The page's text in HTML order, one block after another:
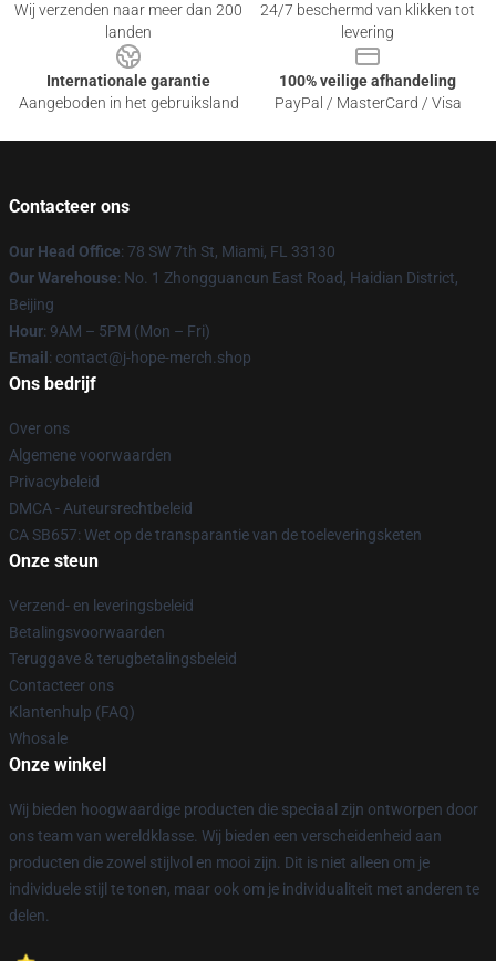
Wij verzenden naar meer dan 200
landen
24/7 beschermd van klikken tot
levering
Internationale garantie
Aangeboden in het gebruiksland
100% veilige afhandeling
PayPal / MasterCard / Visa
Contacteer ons
Our Head Office: 78 SW 7th St, Miami, FL 33130
Our Warehouse: No. 1 Zhongguancun East Road, Haidian District,
Beijing
Hour: 9AM – 5PM (Mon – Fri)
Email : contact@j-hope-merch.shop
Ons bedrijf
Over ons
Algemene voorwaarden
Privacybeleid
DMCA - Auteursrechtbeleid
CA SB657: Wet op de transparantie van de toeleveringsketen
Onze steun
Verzend- en leveringsbeleid
Betalingsvoorwaarden
Teruggave & terugbetalingsbeleid
Contacteer ons
Klantenhulp (FAQ)
Whosale
Onze winkel
Wij bieden hoogwaardige producten die speciaal zijn ontworpen door
ons team van wereldklasse. Wij bieden een verscheidenheid aan
producten die zowel stijlvol en mooi zijn. Dit is niet alleen om je
individuele stijl te tonen, maar ook om je individualiteit met anderen te
delen.